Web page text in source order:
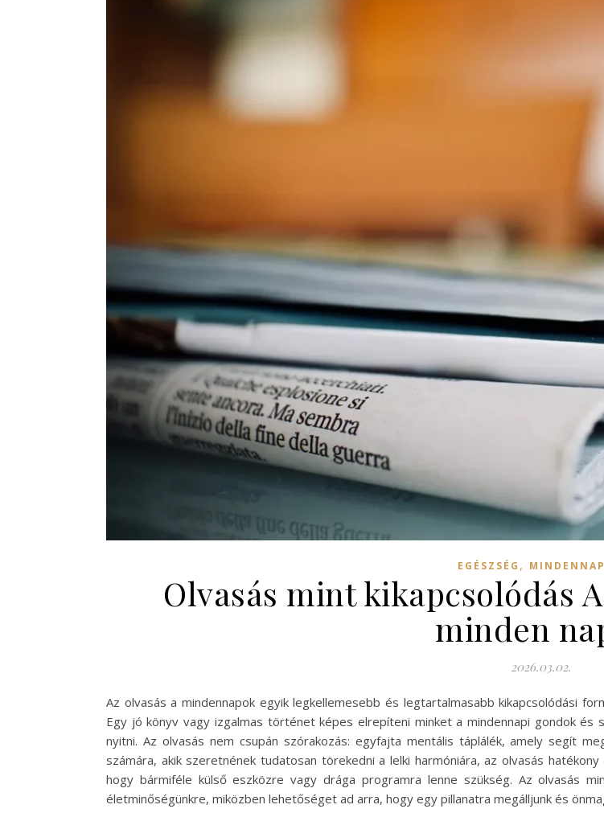
EGÉSZSÉG ,
Olvasás mint kikapcsolódás
minden
2026.03.02.
Az olvasás a mindennapok egyik legkellemesebb és legtartalmasabb kikapcsolódási
Egy jó könyv vagy izgalmas történet képes elrepíteni minket a mindennapi gondok
nyitni. Az olvasás nem csupán szórakozás: egyfajta mentális táplálék, amely segít
számára, akik szeretnének tudatosan törekedni a lelki harmóniára, az olvasás
hogy bármiféle külső eszközre vagy drága programra lenne szükség. Az olvasás
életminőségünkre, miközben lehetőséget ad arra, hogy egy pillanatra megálljunk és